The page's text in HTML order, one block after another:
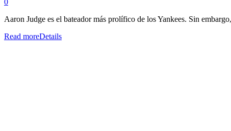
Aaron Judge es el bateador más prolífico de los Yankees. Sin
Read moreDetails